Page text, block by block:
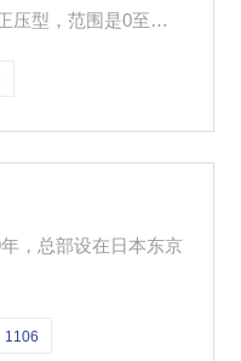
压型，范围是0至
，总部设在日本东京
1106